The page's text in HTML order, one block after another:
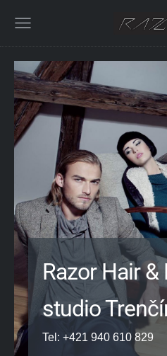
Razor Hair &
studio
Tel: +421 940 610 829‬